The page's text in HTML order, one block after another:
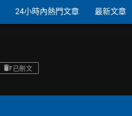
24小時內熱門文章 最新文章
已刪文